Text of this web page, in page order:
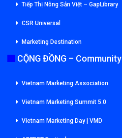
Tiếp Thị Nông Sản Việt – GapLibrary
CSR Universal
Marketing Destination
CỘNG ĐỒNG – Community
Vietnam Marketing Association
Vietnam Marketing Summit 5.0
Vietnam Marketing Day | VMD